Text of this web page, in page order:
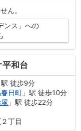
ん。
ンス」への
平和台
駅 徒歩9分
日町 」駅 徒歩10分
」駅 徒歩22分
２丁目